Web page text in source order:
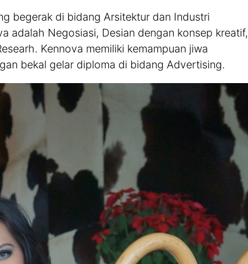
begerak di bidang Arsitektur dan Industri
adalah Negosiasi, Desian dengan konsep kreatif,
Kennova memiliki kemampuan jiwa
bekal gelar diploma di bidang Advertising.